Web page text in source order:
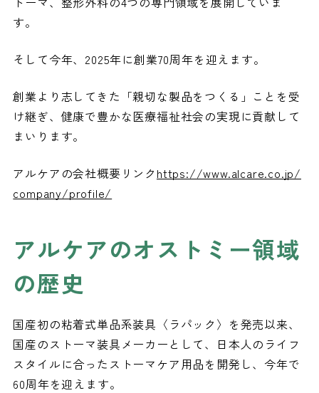
す。
そして今年、2025年に創業70周年を迎えます。
創業より志してきた「親切な製品をつくる」ことを受
け継ぎ、健康で豊かな医療福祉社会の実現に貢献して
まいります。
アルケアの会社概要リンク https://www.alcare.co.jp/
company/profile/
アルケアのオストミー領域
の歴史
国産初の粘着式単品系装具〈ラパック〉を発売以来、
国産のストーマ装具メーカーとして、日本人のライフ
スタイルに合ったストーマケア用品を開発し、今年で
60周年を迎えます。